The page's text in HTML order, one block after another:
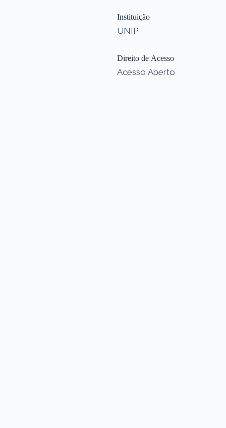
Instituição
UNIP
Direito de Acesso
Acesso Aberto